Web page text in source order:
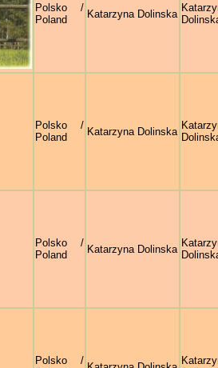
Polsko /
Poland
Katarzyna Dolinska
Polsko /
Poland
Katarzyna Dolinska
Polsko /
Poland
Katarzyna Dolinska
Polsko /